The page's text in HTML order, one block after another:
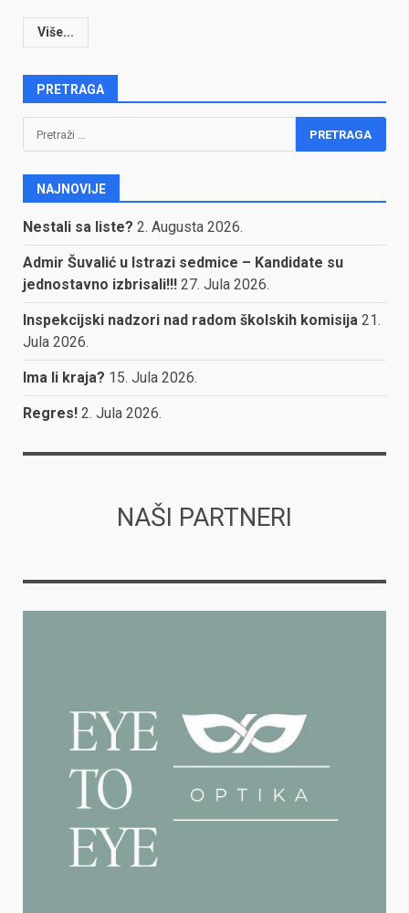
Više...
PRETRAGA
Pretraga:
NAJNOVIJE
Nestali sa liste? 2. Augusta 2026.
Admir Šuvalić u Istrazi sedmice – Kandidate su
jednostavno izbrisali!!! 27. Jula 2026.
Inspekcijski nadzori nad radom školskih komisija 21.
Jula 2026.
Ima li kraja? 15. Jula 2026.
Regres! 2. Jula 2026.
NAŠI PARTNERI